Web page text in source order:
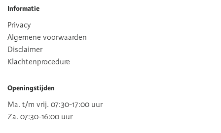
Informatie
Privacy
Algemene voorwaarden
Disclaimer
Klachtenprocedure
Openingstijden
Ma. t/m vrij. 07:30-17:00 uur
Za. 07:30-16:00 uur